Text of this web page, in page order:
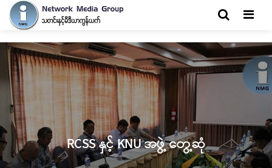
RCSS နှင့် KNU အဖွဲ့ တွေ့ဆုံ